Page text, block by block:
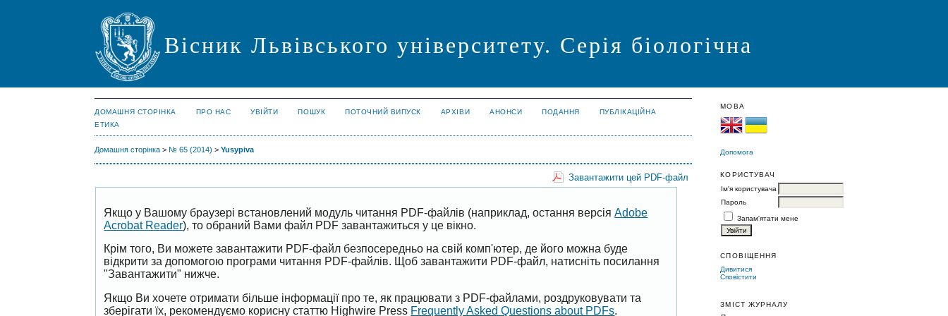
Вісник Львівського університету. Серія біологічна
МОВА
Допомога
КОРИСТУВАЧ
Ім'я користувача
Пароль
Запам'ятати мене
СПОВІЩЕННЯ
Дивитися
Сповістити
ЗМІСТ ЖУРНАЛУ
ДОМАШНЯ СТОРІНКА ПРО НАС УВІЙТИ ПОШУК ПОТОЧНИЙ ВИПУСК АРХІВИ АНОНСИ ПОДАННЯ
ПУБЛІКАЦІЙНА
ЕТИКА
Домашня сторінка > № 65 (2014) >Yusypiva
Завантажити цей PDF-файл
Якщо у Вашому браузері встановлений модуль читання PDF-файлів (наприклад, остання версіяAdobe
Acrobat Reader), то обраний Вами файл PDF завантажиться у це вікно.
Крім того, Ви можете завантажити PDF-файл безпосередньо на свій комп'ютер, де його можна буде
відкрити за допомогою програми читання PDF-файлів. Щоб завантажити PDF-файл, натисніть посилання
"Завантажити" нижче.
Якщо Ви хочете отримати більше інформації про те, як працювати з PDF-файлами, роздруковувати та
зберігати їх, рекомендуємо корисну статтю Highwire Press Frequently Asked Questions about PDFs.